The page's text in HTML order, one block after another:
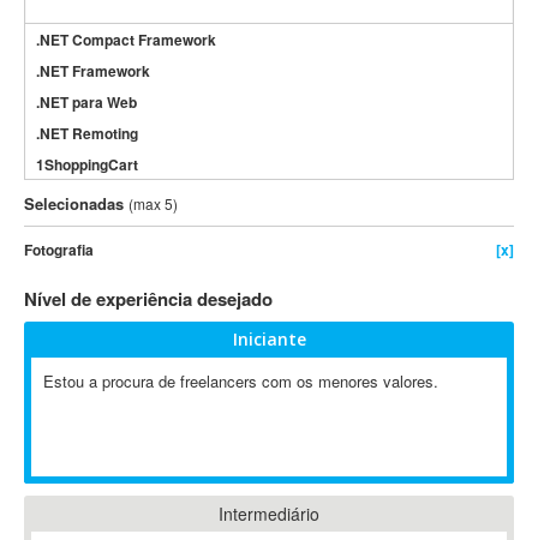
.NET Compact Framework
.NET Framework
.NET para Web
.NET Remoting
1ShoppingCart
3DS Max
3GSM
4D Dimension
802.11
A&P
A2Billing
ABAP
Selecionadas (max 5)
Fotografia [x]
Nível de experiência desejado
Iniciante
Estou a procura de freelancers com os menores valores.
Intermediário